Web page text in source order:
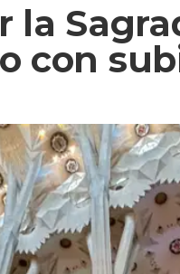
Reino
Turquía
la
con